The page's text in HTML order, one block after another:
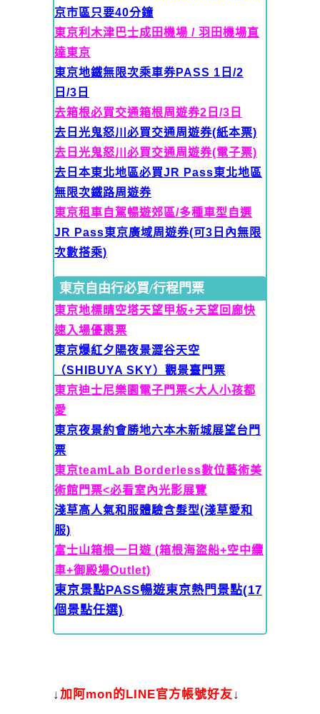
京市區只要40分鐘
東京利木津巴士成田機場 / 羽田機場直
達東京
東京地鐵無限次乘車券PASS 1日/2
日/3日
去箱根必買交通箱根周遊券2日/3日
去日光鬼怒川必買交通周遊券(紙本票)
去日光鬼怒川必買交通周遊券(電子票)
去日本東北地區必買JR Pass東北地區
無限次鐵路周遊券
東京租車自駕暢遊郊區/多種車型自選
JR Pass東京廣域周遊券(可3日內無限
次數搭乘)
東京自由行必買/行程門票
東京地標晴空塔天望甲板+天望回廊快
速入場優惠票
東京爆紅夕陽夜景澀谷天空
（SHIBUYA SKY）觀景臺門票
東京迪士尼樂園電子門票<大人小孩都
愛
東京夜景約會勝地六本木新城展望台門
票
東京teamLab Borderless數位藝術美
術館門票<必看室內光影展覽
淺草高人氣和服體驗含髮型(淺草愛和
服)
富士山箱根一日遊 (箱根海盜船+空中纜
車+御殿場Outlet)
東京景點PASS暢遊東京熱門景點(17
個景點任選)
↓加 阿mon的LINE官方帳號好友↓